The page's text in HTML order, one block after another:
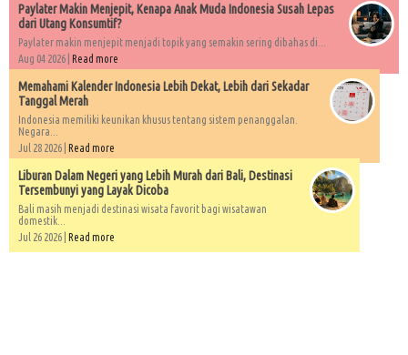
Paylater Makin Menjepit, Kenapa Anak Muda Indonesia Susah Lepas
dari Utang Konsumtif?
Paylater makin menjepit menjadi topik yang semakin sering dibahas di...
Aug 04 2026 | Read more
Memahami Kalender Indonesia Lebih Dekat, Lebih dari Sekadar
Tanggal Merah
Indonesia memiliki keunikan khusus tentang sistem penanggalan.
Negara...
Jul 28 2026 | Read more
Liburan Dalam Negeri yang Lebih Murah dari Bali, Destinasi
Tersembunyi yang Layak Dicoba
Bali masih menjadi destinasi wisata favorit bagi wisatawan
domestik...
Jul 26 2026 | Read more